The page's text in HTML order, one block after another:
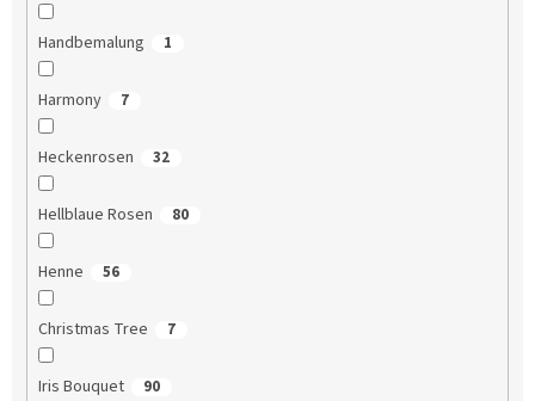
Handbemalung 1
Harmony 7
Heckenrosen 32
Hellblaue Rosen 80
Henne 56
Christmas Tree 7
Iris Bouquet 90